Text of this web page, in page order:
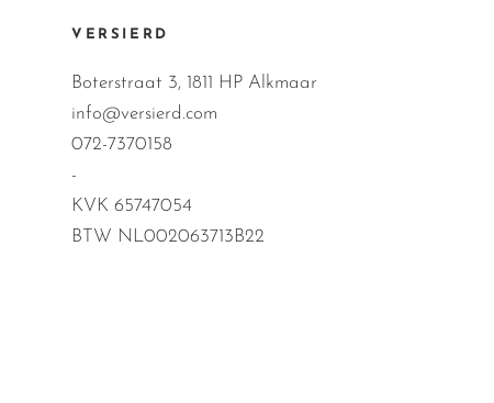
VERSIERD
Boterstraat 3, 1811 HP Alkmaar
info@versierd.com
072-7370158
-
KVK 65747054
BTW NL002063713B22